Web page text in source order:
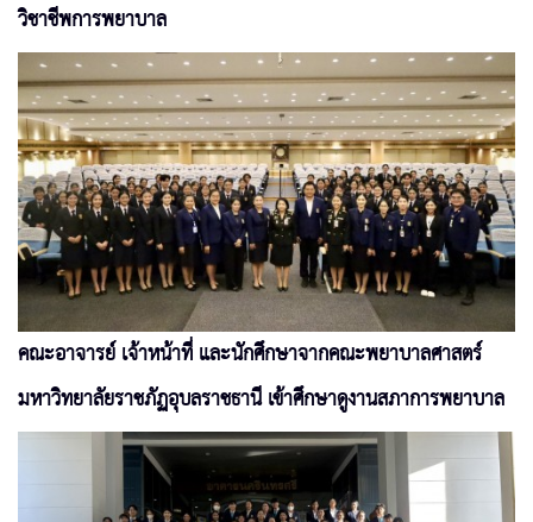
วิชาชีพการพยาบาล
คณะอาจารย์ เจ้าหน้าที่ และนักศึกษาจากคณะพยาบาลศาสตร์
มหาวิทยาลัยราชภัฏอุบลราชธานี เข้าศึกษาดูงานสภาการพยาบาล